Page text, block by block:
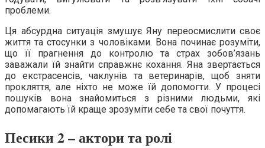
проблеми.
Ця абсурдна ситуація змушує Яну переосмислити своє
життя та стосунки з чоловіками. Вона починає розуміти,
що її прагнення до контролю та страх зобов’язань
заважали їй знайти справжнє кохання. Яна звертається
до екстрасенсів, чаклунів та ветеринарів, щоб зняти
прокляття, але ніхто не може їй допомогти. У процесі
пошуків вона знайомиться з різними людьми, які
допомагають їй краще зрозуміти себе та свої почуття.
Песики 2 – актори та ролі